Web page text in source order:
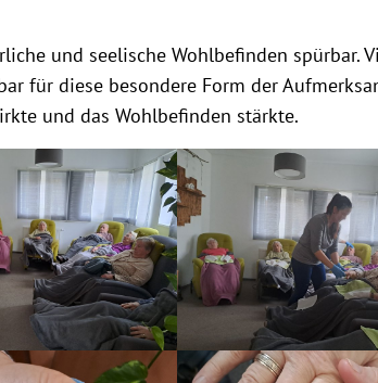
und seelische Wohlbefinden spürbar.
für diese besondere Form der
und das Wohlbefinden stärkte.